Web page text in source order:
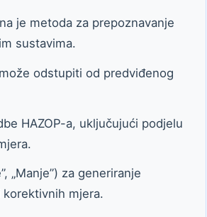
je metoda za prepoznavanje
sustavima.
odstupiti od predviđenog
HAZOP-a, uključujući podjelu
„Manje”) za generiranje
mjera.